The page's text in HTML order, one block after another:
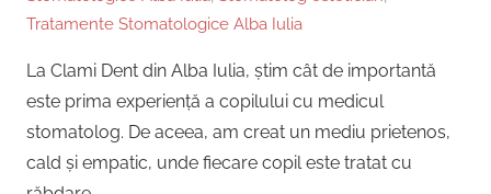
Tratamente Stomatologice Alba Iulia
La Clami Dent din Alba Iulia, știm cât de importantă
este prima experiență a copilului cu medicul
stomatolog. De aceea, am creat un mediu prietenos,
cald și empatic, unde fiecare copil este tratat cu